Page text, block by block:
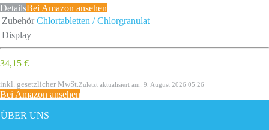
DetailsBei Amazon ansehen
Zubehör Chlortabletten / Chlorgranulat
Display
34,15 €
inkl. gesetzlicher MwSt. Zuletzt aktualisiert am: 9. August 2026 05:26
Bei Amazon ansehen
ÜBER UNS